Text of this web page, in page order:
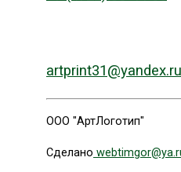
artprint31@yandex.ru
ООО "АртЛоготип"
Сделано